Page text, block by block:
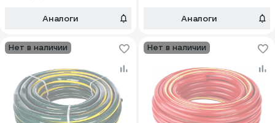
Аналоги Аналоги
Нет в наличии Нет в наличии